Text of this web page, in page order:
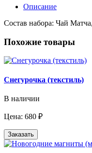
Описание
Состав набора: Чай
Похожие товары
Снегурочка (текстиль)
В наличии
Цена: 680 ₽
Заказать